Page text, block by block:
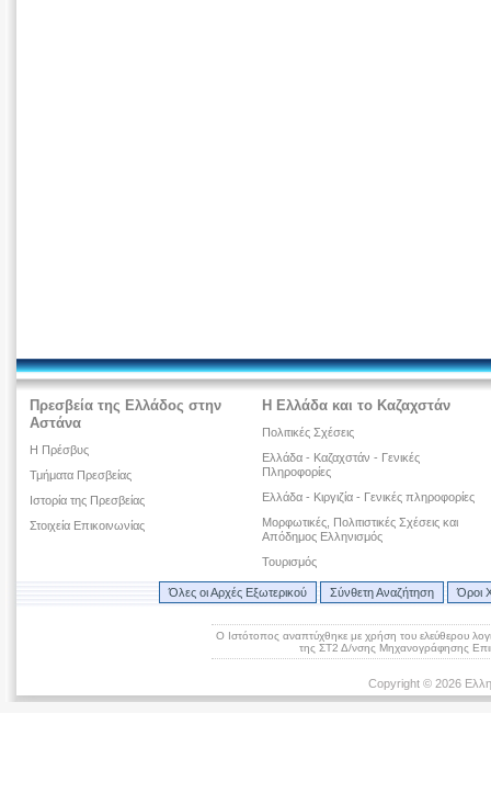
Πρεσβεία της Ελλάδος στην
Αστάνα
Η Πρέσβυς
Τμήματα Πρεσβείας
Ιστορία της Πρεσβείας
Στοιχεία Επικοινωνίας
Η Ελλάδα και το Καζαχστάν
Πολιτικές Σχέσεις
Ελλάδα - Καζαχστάν - Γενικές
Πληροφορίες
Ελλάδα - Κιργιζία - Γενικές πληροφορίες
Μορφωτικές, Πολιτιστικές Σχέσεις και
Απόδημος Ελληνισμός
Τουρισμός
Όλες οι Αρχές Εξωτερικού Σύνθετη Αναζήτηση Όροι
Ο Ιστότοπος αναπτύχθηκε με χρήση του ελεύθερου
της ΣΤ2 Δ/νσης Μηχανογράφησης
Copyright © 2026